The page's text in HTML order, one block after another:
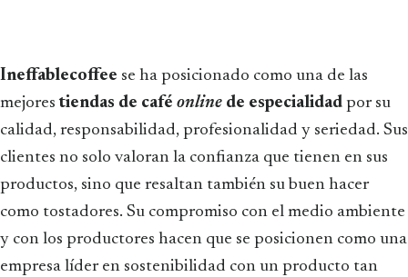
Ineffablecoffee se ha posicionado como una de las
mejores tiendas de café online de especialidad por su
calidad, responsabilidad, profesionalidad y seriedad. Sus
clientes no solo valoran la confianza que tienen en sus
productos, sino que resaltan también su buen hacer
como tostadores. Su compromiso con el medio ambiente
y con los productores hacen que se posicionen como una
empresa líder en sostenibilidad con un producto tan